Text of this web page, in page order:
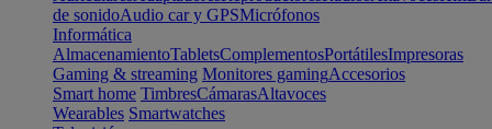
de sonidoAudio car y GPSMicrófonos
Informática
AlmacenamientoTabletsComplementosPortátilesImpresoras
Gaming & streaming Monitores gamingAccesorios
Smart home TimbresCámarasAltavoces
Wearables Smartwatches